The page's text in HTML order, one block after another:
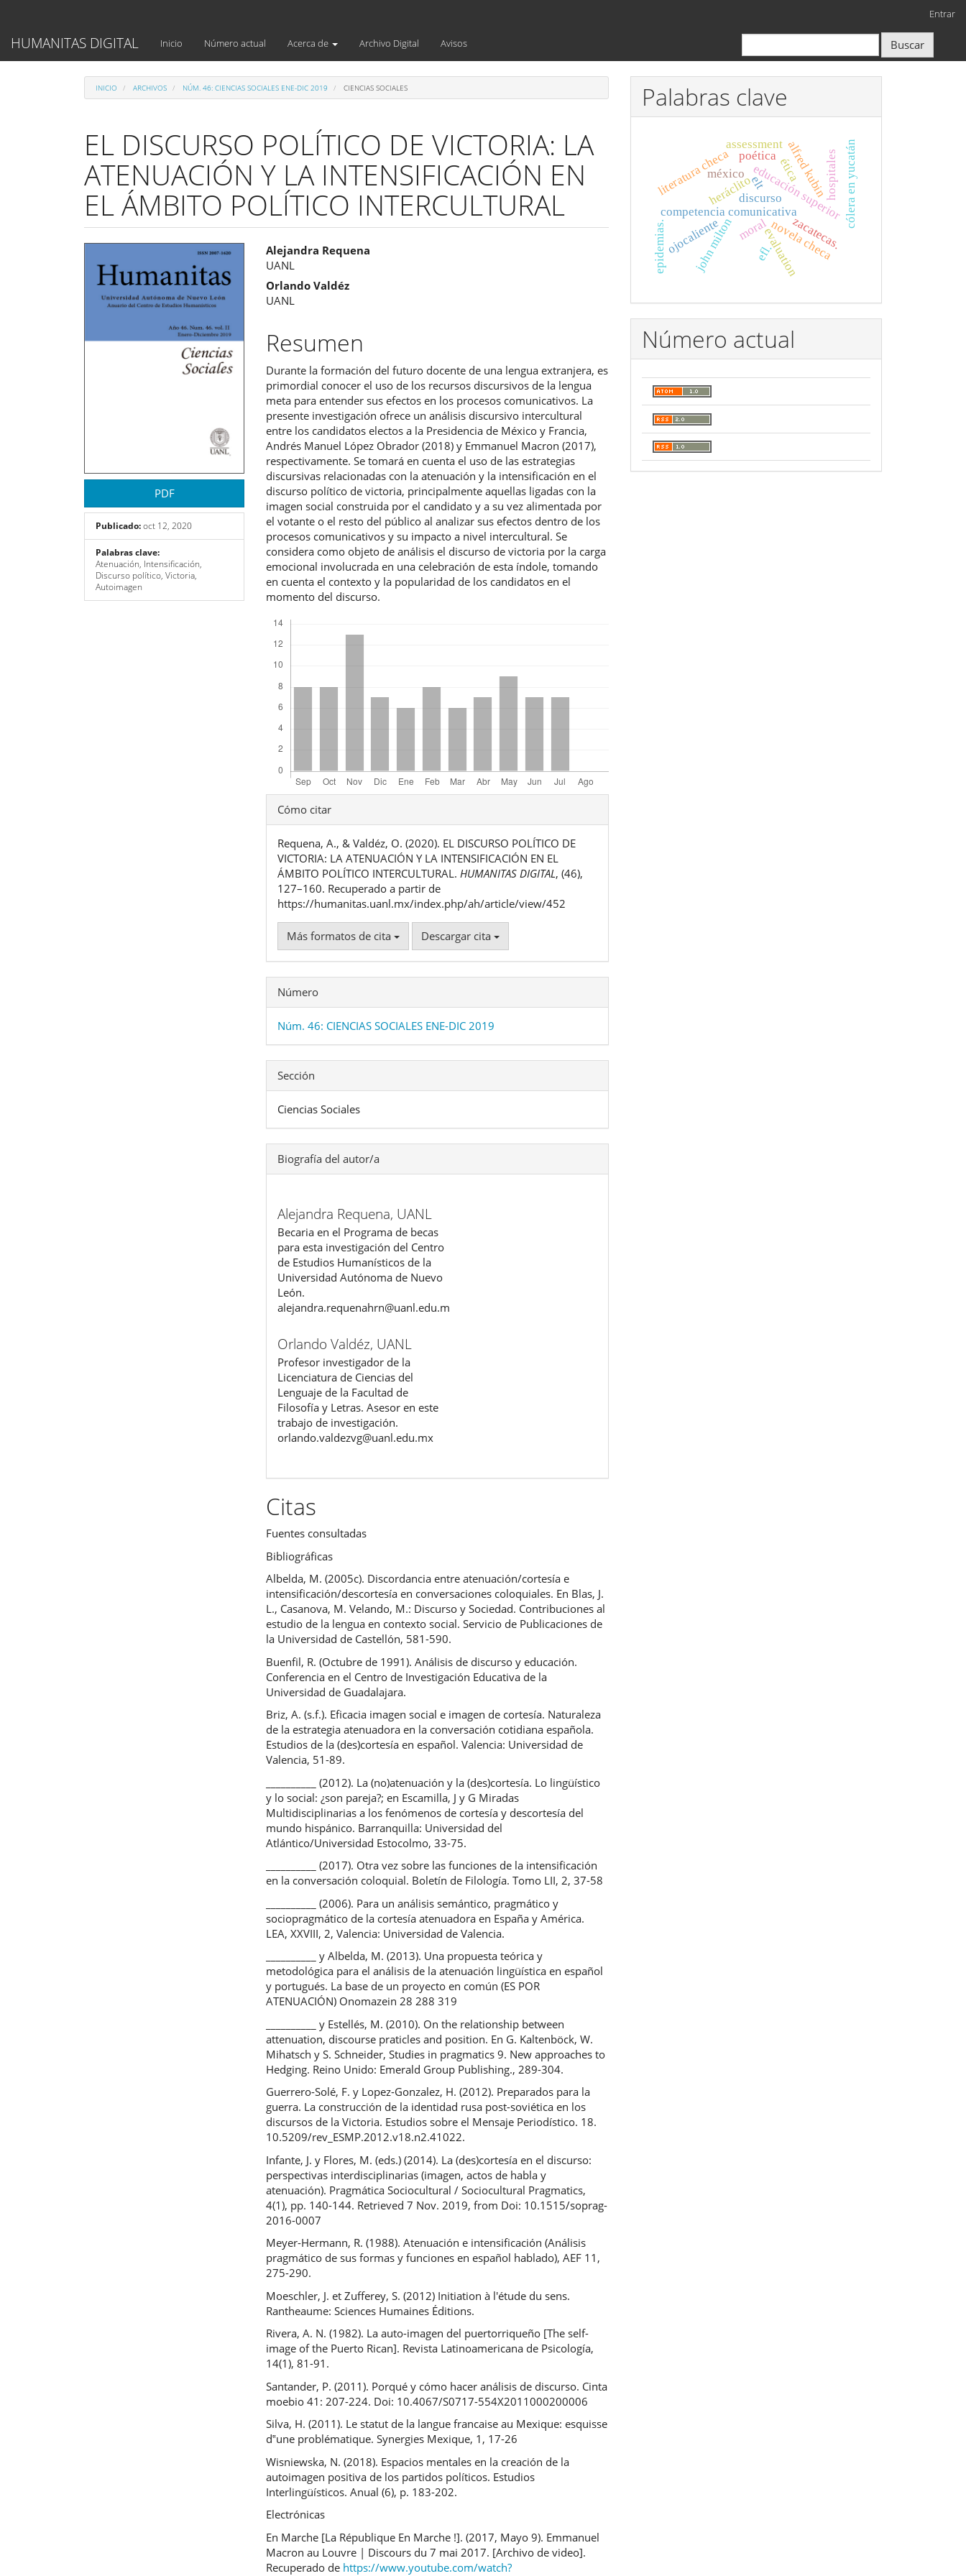
Contenido
principal
Entrar
HUMANITAS DIGITAL Inicio Número actual Acerca de Archivo Digital Avisos Buscar
INICIO ARCHIVOS NÚM. 46: CIENCIAS SOCIALES ENE-DIC 2019 CIENCIAS SOCIALES
EL DISCURSO POLÍTICO DE VICTORIA: LA
ATENUACIÓN Y LA INTENSIFICACIÓN EN
EL ÁMBITO POLÍTICO INTERCULTURAL
Barra
lateral
del
PDF
Publicado:oct 12, 2020
Palabras clave:
Atenuación, Intensificación,
Discurso político, Victoria,
Autoimagen
Contenido
principal
del
artículo
Alejandra Requena
UANL
Orlando Valdéz
UANL
Resumen
Durante la formación del futuro docente de una lengua extranjera, es
primordial conocer el uso de los recursos discursivos de la lengua
meta para entender sus efectos en los procesos comunicativos. La
presente investigación ofrece un análisis discursivo intercultural
entre los candidatos electos a la Presidencia de México y Francia,
Andrés Manuel López Obrador (2018) y Emmanuel Macron (2017),
respectivamente. Se tomará en cuenta el uso de las estrategias
discursivas relacionadas con la atenuación y la intensificación en el
discurso político de victoria, principalmente aquellas ligadas con la
imagen social construida por el candidato y a su vez alimentada por
el votante o el resto del público al analizar sus efectos dentro de los
procesos comunicativos y su impacto a nivel intercultural. Se
considera como objeto de análisis el discurso de victoria por la carga
emocional involucrada en una celebración de esta índole, tomando
en cuenta el contexto y la popularidad de los candidatos en el
momento del discurso.
Detalles
del
artículo
Cómo citar
Requena, A., & Valdéz, O. (2020). EL DISCURSO POLÍTICO DE
VICTORIA: LA ATENUACIÓN Y LA INTENSIFICACIÓN EN EL
ÁMBITO POLÍTICO INTERCULTURAL. HUMANITAS DIGITAL, (46),
127–160. Recuperado a partir de
https://humanitas.uanl.mx/index.php/ah/article/view/452
Más formatos de cita Descargar cita
Número
Núm. 46: CIENCIAS SOCIALES ENE-DIC 2019
Sección
Ciencias Sociales
Biografía del autor/a
Alejandra Requena, UANL
Becaria en el Programa de becas
para esta investigación del Centro
de Estudios Humanísticos de la
Universidad Autónoma de Nuevo
León.
alejandra.requenahrn@uanl.edu.mx
Orlando Valdéz, UANL
Profesor investigador de la
Licenciatura de Ciencias del
Lenguaje de la Facultad de
Filosofía y Letras. Asesor en este
trabajo de investigación.
orlando.valdezvg@uanl.edu.mx
Citas
Fuentes consultadas
Bibliográficas
Albelda, M. (2005c). Discordancia entre atenuación/cortesía e
intensificación/descortesía en conversaciones coloquiales. En Blas, J.
L., Casanova, M. Velando, M.: Discurso y Sociedad. Contribuciones al
estudio de la lengua en contexto social. Servicio de Publicaciones de
la Universidad de Castellón, 581-590.
Buenfil, R. (Octubre de 1991). Análisis de discurso y educación.
Conferencia en el Centro de Investigación Educativa de la
Universidad de Guadalajara.
Briz, A. (s.f.). Eficacia imagen social e imagen de cortesía. Naturaleza
de la estrategia atenuadora en la conversación cotidiana española.
Estudios de la (des)cortesía en español. Valencia: Universidad de
Valencia, 51-89.
__________ (2012). La (no)atenuación y la (des)cortesía. Lo lingüístico
y lo social: ¿son pareja?; en Escamilla, J y G Miradas
Multidisciplinarias a los fenómenos de cortesía y descortesía del
mundo hispánico. Barranquilla: Universidad del
Atlántico/Universidad Estocolmo, 33-75.
__________ (2017). Otra vez sobre las funciones de la intensificación
en la conversación coloquial. Boletín de Filología. Tomo LII, 2, 37-58
__________ (2006). Para un análisis semántico, pragmático y
sociopragmático de la cortesía atenuadora en España y América.
LEA, XXVIII, 2, Valencia: Universidad de Valencia.
__________ y Albelda, M. (2013). Una propuesta teórica y
metodológica para el análisis de la atenuación lingüística en español
y portugués. La base de un proyecto en común (ES POR
ATENUACIÓN) Onomazein 28 288 319
__________ y Estellés, M. (2010). On the relationship between
attenuation, discourse praticles and position. En G. Kaltenböck, W.
Mihatsch y S. Schneider, Studies in pragmatics 9. New approaches to
Hedging. Reino Unido: Emerald Group Publishing., 289-304.
Guerrero-Solé, F. y Lopez-Gonzalez, H. (2012). Preparados para la
guerra. La construcción de la identidad rusa post-soviética en los
discursos de la Victoria. Estudios sobre el Mensaje Periodístico. 18.
10.5209/rev_ESMP.2012.v18.n2.41022.
Infante, J. y Flores, M. (eds.) (2014). La (des)cortesía en el discurso:
perspectivas interdisciplinarias (imagen, actos de habla y
atenuación). Pragmática Sociocultural / Sociocultural Pragmatics,
4(1), pp. 140-144. Retrieved 7 Nov. 2019, from Doi: 10.1515/soprag-
2016-0007
Meyer-Hermann, R. (1988). Atenuación e intensificación (Análisis
pragmático de sus formas y funciones en español hablado), AEF 11,
275-290.
Moeschler, J. et Zufferey, S. (2012) Initiation à l'étude du sens.
Rantheaume: Sciences Humaines Éditions.
Rivera, A. N. (1982). La auto-imagen del puertorriqueño [The self-
image of the Puerto Rican]. Revista Latinoamericana de Psicología,
14(1), 81-91.
Santander, P. (2011). Porqué y cómo hacer análisis de discurso. Cinta
moebio 41: 207-224. Doi: 10.4067/S0717-554X2011000200006
Silva, H. (2011). Le statut de la langue francaise au Mexique: esquisse
d‟une problématique. Synergies Mexique, 1, 17-26
Wisniewska, N. (2018). Espacios mentales en la creación de la
autoimagen positiva de los partidos políticos. Estudios
Interlingüísticos. Anual (6), p. 183-202.
Electrónicas
En Marche [La République En Marche !]. (2017, Mayo 9). Emmanuel
Macron au Louvre | Discours du 7 mai 2017. [Archivo de video].
Recuperado de https://www.youtube.com/watch?
Palabras clave
discurso
competencia comunicativa
educación superior
heráclito
john milton
ética
moral
méxico alfred kubin
novela checa
literatura checa
assessment
evaluation
elt
efl.
ojocaliente zacatecas.
cólera en yucatán
hospitales
epidemias.
poética
Número actual